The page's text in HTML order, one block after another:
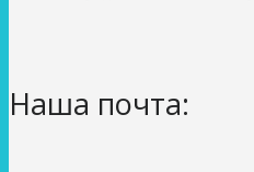
Наша почта: